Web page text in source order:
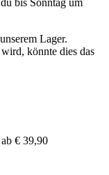
Lager.
könnte dies das
ab € 39,90